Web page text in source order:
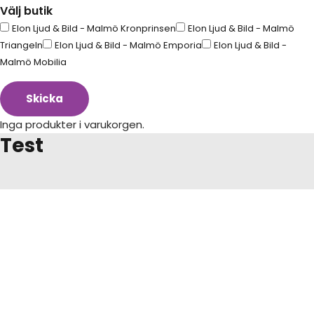
Välj butik
Elon Ljud & Bild - Malmö Kronprinsen
Elon Ljud & Bild - Malmö
Triangeln
Elon Ljud & Bild - Malmö Emporia
Elon Ljud & Bild -
Malmö Mobilia
Skicka
Inga produkter i varukorgen.
Test